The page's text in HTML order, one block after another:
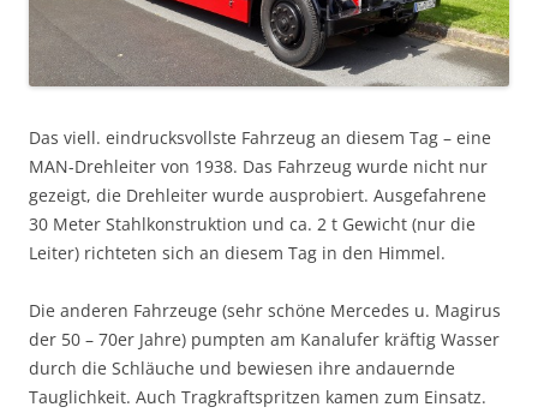
Das viell. eindrucksvollste Fahrzeug an diesem Tag – eine
MAN-Drehleiter von 1938. Das Fahrzeug wurde nicht nur
gezeigt, die Drehleiter wurde ausprobiert. Ausgefahrene
30 Meter Stahlkonstruktion und ca. 2 t Gewicht (nur die
Leiter) richteten sich an diesem Tag in den Himmel.
Die anderen Fahrzeuge (sehr schöne Mercedes u. Magirus
der 50 – 70er Jahre) pumpten am Kanalufer kräftig Wasser
durch die Schläuche und bewiesen ihre andauernde
Tauglichkeit. Auch Tragkraftspritzen kamen zum Einsatz.